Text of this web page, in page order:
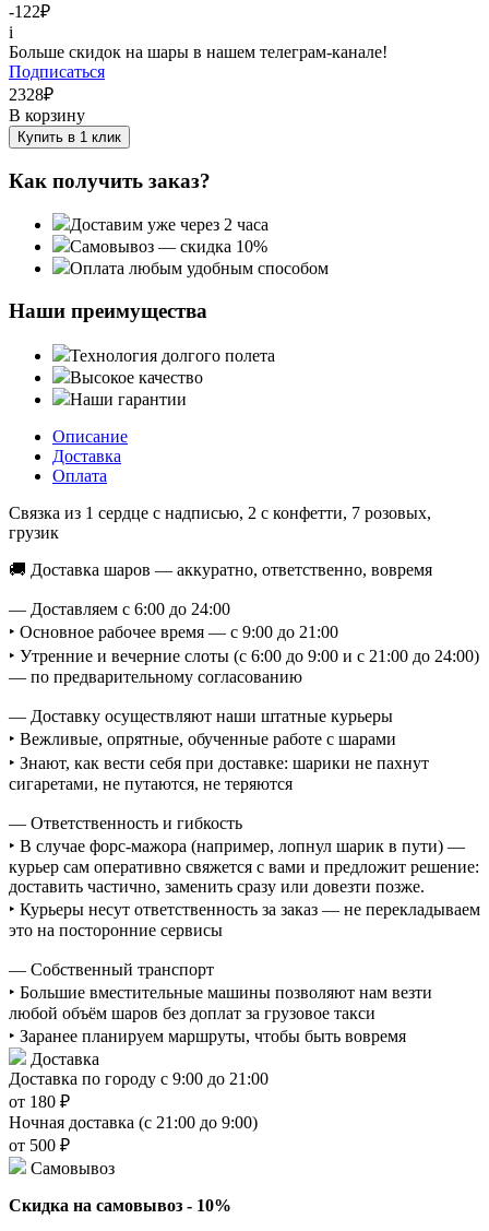
-122₽
i
Больше скидок на шары в нашем телеграм-канале!
Подписаться
2328₽
В корзину
Купить в 1 клик
Как получить заказ?
Доставим уже через 2 часа
Самовывоз — скидка 10%
Оплата любым удобным способом
Наши преимущества
Технология долгого полета
Высокое качество
Наши гарантии
Описание
Доставка
Оплата
Связка из 1 сердце с надписью, 2 с конфетти, 7 розовых,
грузик
🚚 Доставка шаров — аккуратно, ответственно, вовремя
— Доставляем с 6:00 до 24:00
‣ Основное рабочее время — с 9:00 до 21:00
‣ Утренние и вечерние слоты (с 6:00 до 9:00 и с 21:00 до 24:00)
— по предварительному согласованию
— Доставку осуществляют наши штатные курьеры
‣ Вежливые, опрятные, обученные работе с шарами
‣ Знают, как вести себя при доставке: шарики не пахнут
сигаретами, не путаются, не теряются
— Ответственность и гибкость
‣ В случае форс-мажора (например, лопнул шарик в пути) —
курьер сам оперативно свяжется с вами и предложит решение:
доставить частично, заменить сразу или довезти позже.
‣ Курьеры несут ответственность за заказ — не перекладываем
это на посторонние сервисы
— Собственный транспорт
‣ Большие вместительные машины позволяют нам везти
любой объём шаров без доплат за грузовое такси
‣ Заранее планируем маршруты, чтобы быть вовремя
Доставка
Доставка по городу с 9:00 до 21:00
от 180 ₽
Ночная доставка (с 21:00 до 9:00)
от 500 ₽
Самовывоз
Скидка на самовывоз - 10%